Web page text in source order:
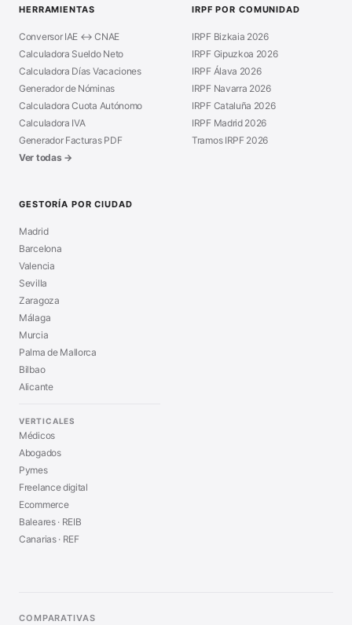
HERRAMIENTAS
Conversor IAE ↔ CNAE
Calculadora Sueldo Neto
Calculadora Días Vacaciones
Generador de Nóminas
Calculadora Cuota Autónomo
Calculadora IVA
Generador Facturas PDF
Ver todas →
IRPF POR COMUNIDAD
IRPF Bizkaia 2026
IRPF Gipuzkoa 2026
IRPF Álava 2026
IRPF Navarra 2026
IRPF Cataluña 2026
IRPF Madrid 2026
Tramos IRPF 2026
GESTORÍA POR CIUDAD
Madrid
Barcelona
Valencia
Sevilla
Zaragoza
Málaga
Murcia
Palma de Mallorca
Bilbao
Alicante
VERTICALES
Médicos
Abogados
Pymes
Freelance digital
Ecommerce
Baleares · REIB
Canarias · REF
COMPARATIVAS